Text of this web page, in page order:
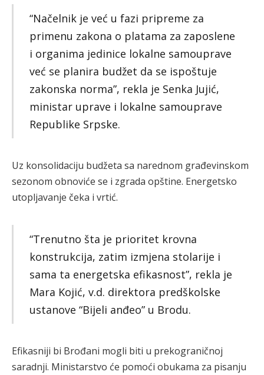
“Načelnik je već u fazi pripreme za
primenu zakona o platama za zaposlene
i organima jedinice lokalne samouprave
već se planira budžet da se ispoštuje
zakonska norma”, rekla je Senka Jujić,
ministar uprave i lokalne samouprave
Republike Srpske.
Uz konsolidaciju budžeta sa narednom građevinskom
sezonom obnoviće se i zgrada opštine. Energetsko
utopljavanje čeka i vrtić.
“Trenutno šta je prioritet krovna
konstrukcija, zatim izmjena stolarije i
sama ta energetska efikasnost”, rekla je
Mara Kojić, v.d. direktora predškolske
ustanove “Bijeli anđeo” u Brodu.
Efikasniji bi Brođani mogli biti u prekograničnoj
saradnji. Ministarstvo će pomoći obukama za pisanju